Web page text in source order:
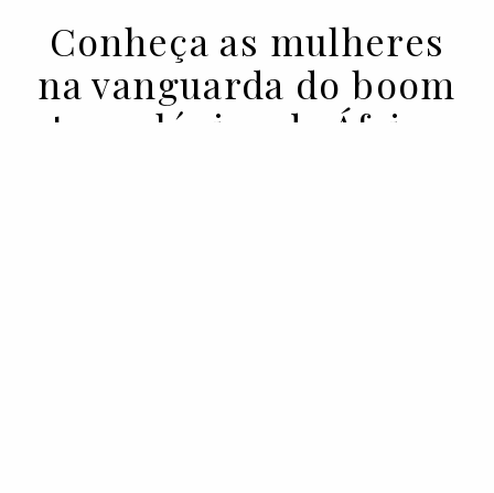
Conheça as mulheres
na vanguarda do boom
tecnológico da África